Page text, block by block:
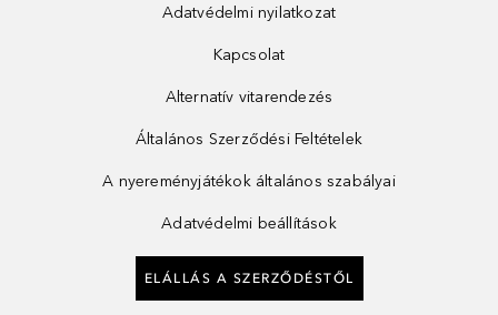
Adatvédelmi nyilatkozat
Kapcsolat
Alternatív vitarendezés
Általános Szerződési Feltételek
A nyereményjátékok általános szabályai
Adatvédelmi beállítások
ELÁLLÁS A SZERZŐDÉSTŐL